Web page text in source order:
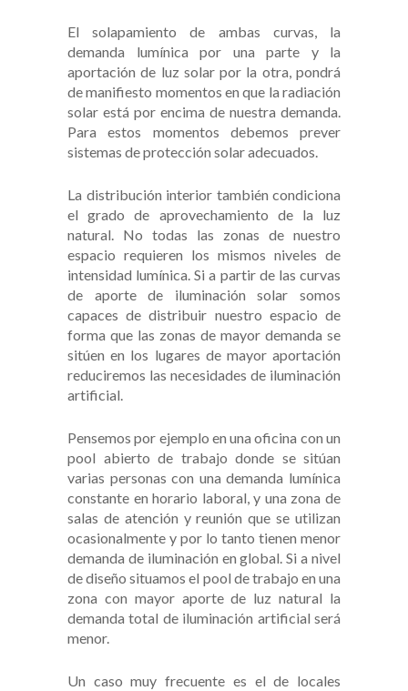
El solapamiento de ambas curvas, la
demanda lumínica por una parte y la
aportación de luz solar por la otra, pondrá
de manifiesto momentos en que la radiación
solar está por encima de nuestra demanda.
Para estos momentos debemos prever
sistemas de protección solar adecuados.
La distribución interior también condiciona
el grado de aprovechamiento de la luz
natural. No todas las zonas de nuestro
espacio requieren los mismos niveles de
intensidad lumínica. Si a partir de las curvas
de aporte de iluminación solar somos
capaces de distribuir nuestro espacio de
forma que las zonas de mayor demanda se
sitúen en los lugares de mayor aportación
reduciremos las necesidades de iluminación
artificial.
Pensemos por ejemplo en una oficina con un
pool abierto de trabajo donde se sitúan
varias personas con una demanda lumínica
constante en horario laboral, y una zona de
salas de atención y reunión que se utilizan
ocasionalmente y por lo tanto tienen menor
demanda de iluminación en global. Si a nivel
de diseño situamos el pool de trabajo en una
zona con mayor aporte de luz natural la
demanda total de iluminación artificial será
menor.
Un caso muy frecuente es el de locales